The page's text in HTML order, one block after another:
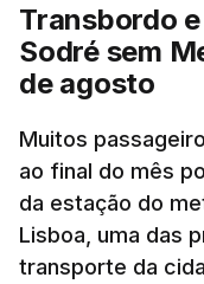
Embora estas
as ondas de calor
ondas de calor
para a região.
São os dados do
Copernicus, o
do programa
Transbordo
Sodré sem
de agosto
Muitos
ao final do mês
da estação do
Lisboa, uma das
transporte da